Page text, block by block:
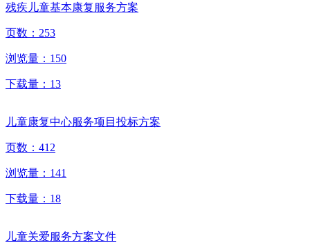
残疾儿童基本康复服务方案
页数： 253
浏览量： 150
下载量： 13
儿童康复中心服务项目投标方案
页数： 412
浏览量： 141
下载量： 18
儿童关爱服务方案文件